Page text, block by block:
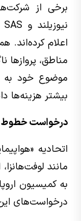
برخی از
اعلام
مناطق، پروازها
موضوع خود به
بیشتر هزینه‌ها
درخواست خطوط
به کمیسیون
درخواست‌های این